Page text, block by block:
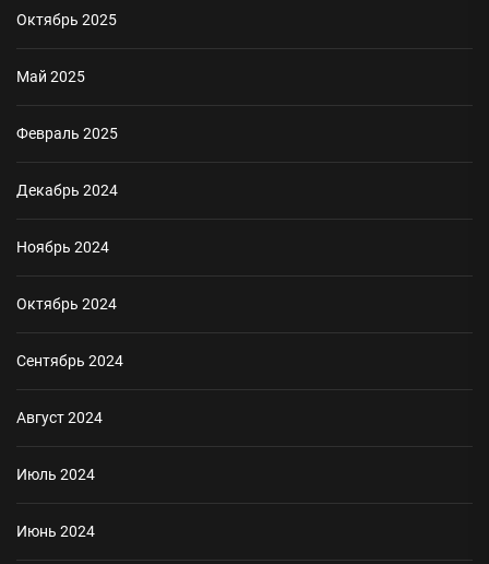
Октябрь 2025
Май 2025
Февраль 2025
Декабрь 2024
Ноябрь 2024
Октябрь 2024
Сентябрь 2024
Август 2024
Июль 2024
Июнь 2024